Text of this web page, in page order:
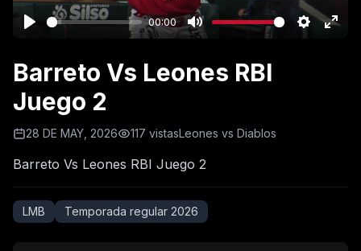
00:00
Barreto Vs Leones RBI
Juego 2
28 DE MAY, 2026 117 vistasLeones vs Diablos
Barreto Vs Leones RBI Juego 2
LMB Temporada regular 2026